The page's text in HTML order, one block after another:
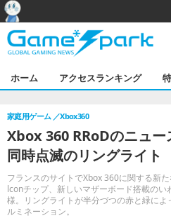
ホーム アクセスランキング
Xbox 360 RRoDのニュ
同時点滅のリングライト
フランスのサイトでXbox 360に関する新
lconチップ、新しいマザーボード搭載の
様。リングライトが半分づつの赤と緑に
ルミネーション。
家庭用ゲーム Xbox360